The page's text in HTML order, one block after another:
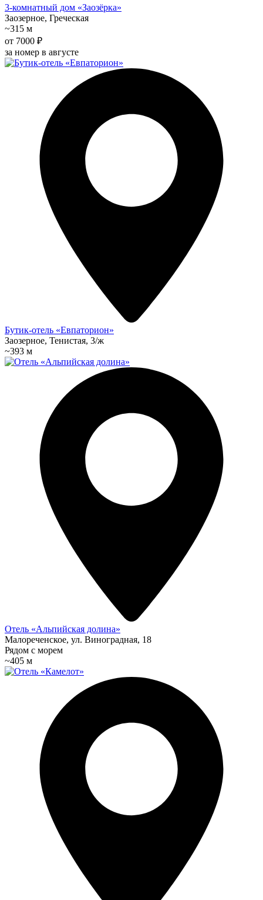
3-комнатный дом «Заозёрка»
Заозерное, Греческая
~315 м
от 7000 ₽
за номер в августе
Бутик-отель «Евпаторион»
Заозерное, Тенистая, 3/ж
~393 м
Отель «Альпийская долина»
Малореченское, ул. Виноградная, 18
Рядом с морем
~405 м